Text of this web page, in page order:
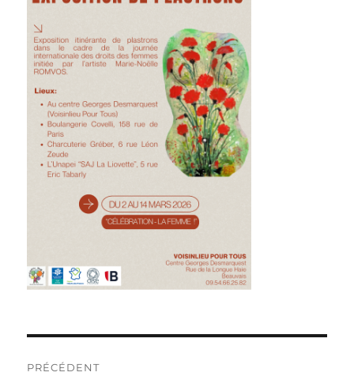
PRÉCÉDENT